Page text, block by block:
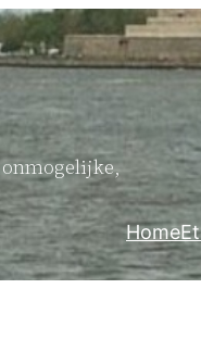
onmogelijke,
Home